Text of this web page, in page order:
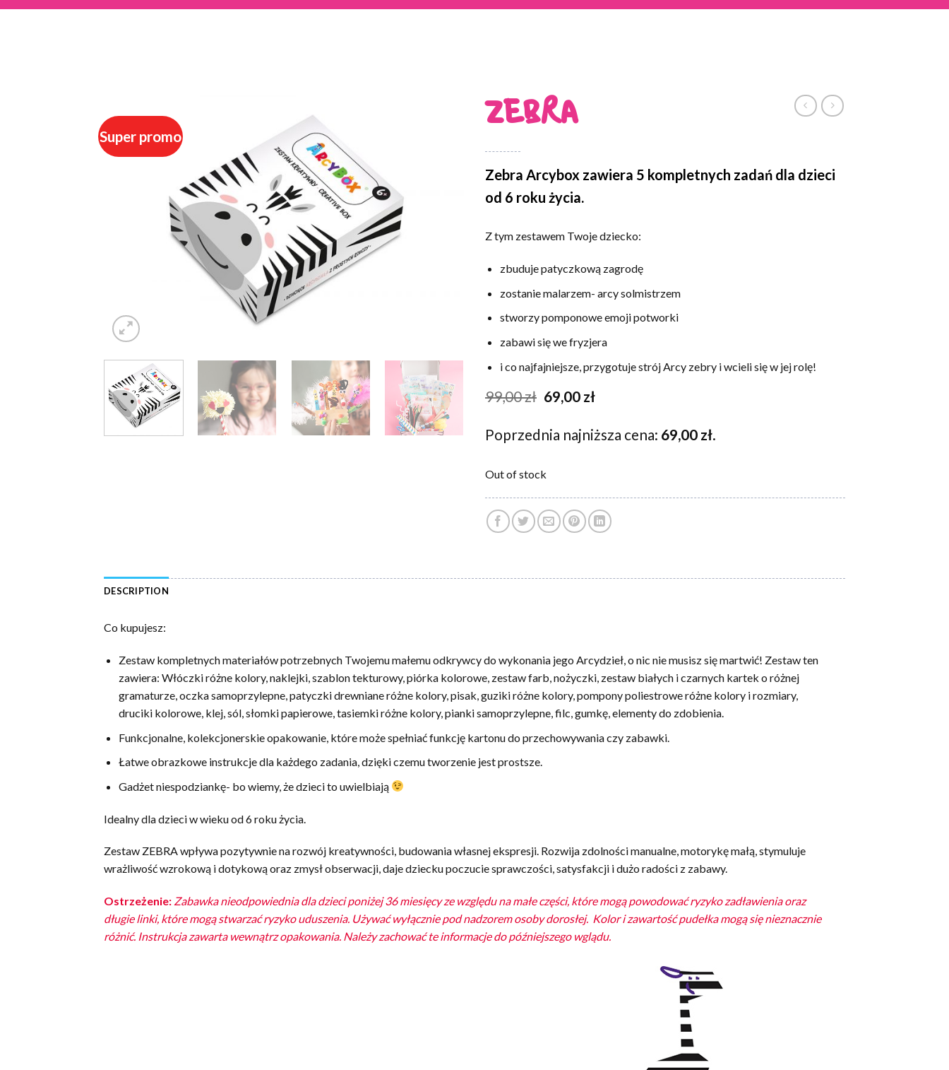
Super promo ZEBRA
Zebra Arcybox zawiera 5 kompletnych zadań dla dzieci
od 6 roku życia.
Z tym zestawem Twoje dziecko:
zbuduje patyczkową zagrodę
zostanie malarzem- arcy solmistrzem
stworzy pomponowe emoji potworki
zabawi się we fryzjera
i co najfajniejsze, przygotuje strój Arcy zebry i wcieli się w jej rolę!
99,00zł 69,00 zł
Poprzednia najniższa cena: 69,00 zł.
Out of stock
DESCRIPTION
Co kupujesz:
Zestaw kompletnych materiałów potrzebnych Twojemu małemu odkrywcy do wykonania jego Arcydzieł, o nic nie musisz się martwić! Zestaw ten
zawiera: Włóczki różne kolory, naklejki, szablon tekturowy, piórka kolorowe, zestaw farb, nożyczki, zestaw białych i czarnych kartek o różnej
gramaturze, oczka samoprzylepne, patyczki drewniane różne kolory, pisak, guziki różne kolory, pompony poliestrowe różne kolory i rozmiary,
druciki kolorowe, klej, sól, słomki papierowe, tasiemki różne kolory, pianki samoprzylepne, filc, gumkę, elementy do zdobienia.
Funkcjonalne, kolekcjonerskie opakowanie, które może spełniać funkcję kartonu do przechowywania czy zabawki.
Łatwe obrazkowe instrukcje dla każdego zadania, dzięki czemu tworzenie jest prostsze.
Gadżet niespodziankę- bo wiemy, że dzieci to uwielbiają
Idealny dla dzieci w wieku od 6 roku życia.
Zestaw ZEBRA wpływa pozytywnie na rozwój kreatywności, budowania własnej ekspresji. Rozwija zdolności manualne, motorykę małą, stymuluje
wrażliwość wzrokową i dotykową oraz zmysł obserwacji, daje dziecku poczucie sprawczości, satysfakcji i dużo radości z zabawy.
Ostrzeżenie: Zabawka nieodpowiednia dla dzieci poniżej 36 miesięcy ze względu na małe części, które mogą powodować ryzyko zadławienia oraz
długie linki, które mogą stwarzać ryzyko uduszenia. Używać wyłącznie pod nadzorem osoby dorosłej. Kolor i zawartość pudełka mogą się nieznacznie
różnić. Instrukcja zawarta wewnątrz opakowania. Należy zachować te informacje do późniejszego wglądu.